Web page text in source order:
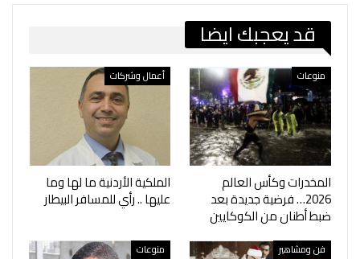
قد يعجبك ايضا
منوعات
المخدرات وكأس العالم
2026… فرضية جديدة بعد
ضبط أطنان من الكوكايين
أعمال وشركات
الملكية الأردنية ما لها وما
عليها .. رأي للمسافر البيطار
فن ومشاهير منوعات